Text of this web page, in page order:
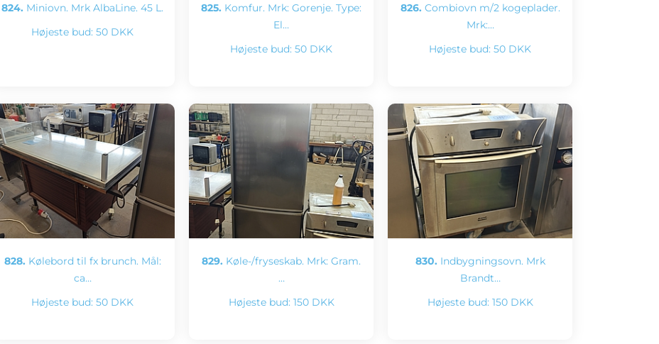
824. Miniovn. Mrk AlbaLine. 45 L.
Højeste bud: 50 DKK
825. Komfur. Mrk: Gorenje. Type:
El…
Højeste bud: 50 DKK
826. Combiovn m/2 kogeplader.
Mrk:…
Højeste bud: 50 DKK
828. Kølebord til fx brunch. Mål:
ca…
Højeste bud: 50 DKK
829. Køle-/fryseskab. Mrk: Gram.
…
Højeste bud: 150 DKK
830. Indbygningsovn. Mrk
Brandt…
Højeste bud: 150 DKK